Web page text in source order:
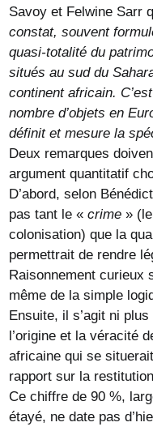
Savoy et Felwine Sarr
constat, souvent
quasi-totalité du
situés au sud du
continent africain.
nombre d’objets en
définit et mesure la
Deux remarques
argument quantitatif
D’abord, selon
pas tant le «crime »
colonisation) que la
permettrait de rendre
Raisonnement curieux
même de la simple
Ensuite, il s’agit ni
l’origine et la véracité
africaine qui se
rapport sur la
Ce chiffre de 90 %,
étayé, ne date pas